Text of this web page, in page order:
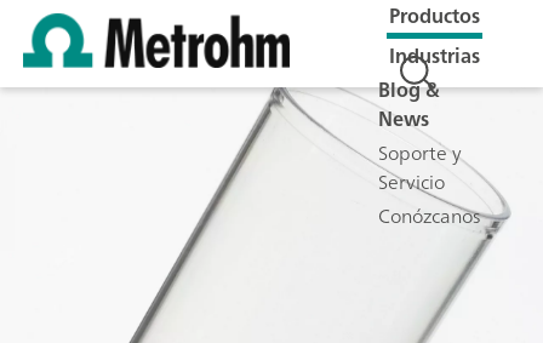
Productos
Industrias
Blog &
News
Soporte y
Servicio
Conózcanos